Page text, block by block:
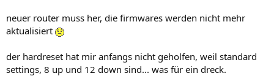
neuer router muss her, die firmwares werden nicht mehr
aktualisiert
der hardreset hat mir anfangs nicht geholfen, weil standard
settings, 8 up und 12 down sind... was für ein dreck.